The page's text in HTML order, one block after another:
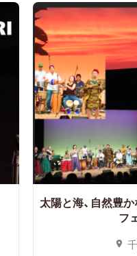
太陽と海、自然豊
フ